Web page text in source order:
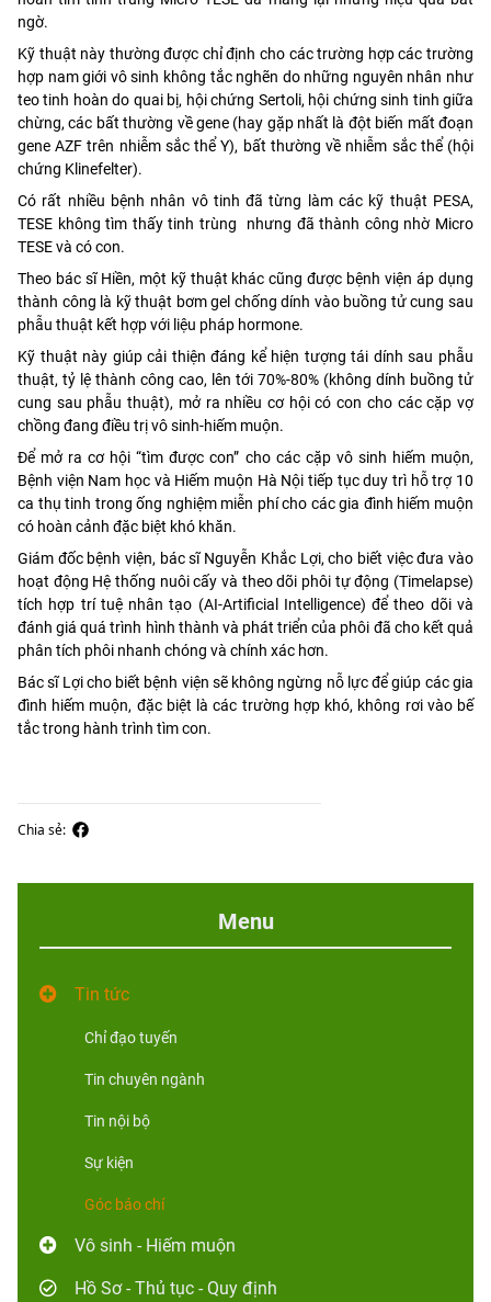
ngờ.
Kỹ thuật này thường được chỉ định cho các trường hợp các trường
hợp nam giới vô sinh không tắc nghẽn do những nguyên nhân như
teo tinh hoàn do quai bị, hội chứng Sertoli, hội chứng sinh tinh giữa
chừng, các bất thường về gene (hay gặp nhất là đột biến mất đoạn
gene AZF trên nhiễm sắc thể Y), bất thường về nhiễm sắc thể (hội
chứng Klinefelter).
Có rất nhiều bệnh nhân vô tinh đã từng làm các kỹ thuật PESA,
TESE không tìm thấy tinh trùng nhưng đã thành công nhờ Micro
TESE và có con.
Theo bác sĩ Hiền, một kỹ thuật khác cũng được bệnh viện áp dụng
thành công là kỹ thuật bơm gel chống dính vào buồng tử cung sau
phẫu thuật kết hợp với liệu pháp hormone.
Kỹ thuật này giúp cải thiện đáng kể hiện tượng tái dính sau phẫu
thuật, tỷ lệ thành công cao, lên tới 70%-80% (không dính buồng tử
cung sau phẫu thuật), mở ra nhiều cơ hội có con cho các cặp vợ
chồng đang điều trị vô sinh-hiếm muộn.
Để mở ra cơ hội “tìm được con” cho các cặp vô sinh hiếm muộn,
Bệnh viện Nam học và Hiếm muộn Hà Nội tiếp tục duy trì hỗ trợ 10
ca thụ tinh trong ống nghiệm miễn phí cho các gia đình hiếm muộn
có hoàn cảnh đặc biệt khó khăn.
Giám đốc bệnh viện, bác sĩ Nguyễn Khắc Lợi, cho biết việc đưa vào
hoạt động Hệ thống nuôi cấy và theo dõi phôi tự động (Timelapse)
tích hợp trí tuệ nhân tạo (AI-Artificial Intelligence) để theo dõi và
đánh giá quá trình hình thành và phát triển của phôi đã cho kết quả
phân tích phôi nhanh chóng và chính xác hơn.
Bác sĩ Lợi cho biết bệnh viện sẽ không ngừng nỗ lực để giúp các gia
đình hiếm muộn, đặc biệt là các trường hợp khó, không rơi vào bế
tắc trong hành trình tìm con.
Chia sẻ:
Menu
Tin tức
Chỉ đạo tuyến
Tin chuyên ngành
Tin nội bộ
Sự kiện
Góc báo chí
Vô sinh - Hiếm muộn
Hồ Sơ - Thủ tục - Quy định